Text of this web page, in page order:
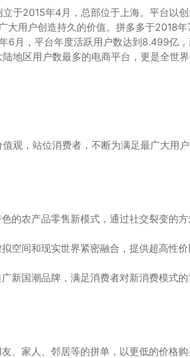
于2015年4月，总部位于上海。平台以创
大用户创造持久的价值。拼多多于2018
6月，平台年度活跃用户数达到8.499亿
地区用户数最多的电商平台，更是全世
观，站位消费者，不断为满足最广大用户
的农产品零售新模式，通过社交裂变的
空间和现实世界紧密融合，提供超高性
新国潮品牌，满足消费者对新消费模式的
、家人、邻居等的拼单，以更低的价格购